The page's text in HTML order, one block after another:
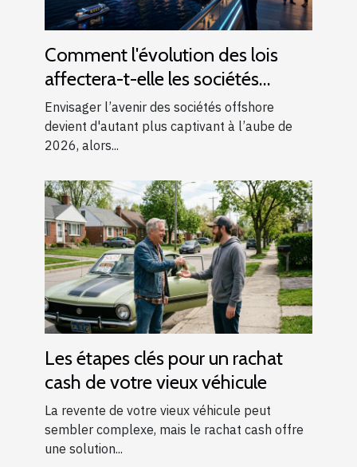
Comment l'évolution des lois
affectera-t-elle les sociétés
offshore en 2026 ?
Envisager l’avenir des sociétés offshore
devient d'autant plus captivant à l’aube de
2026, alors...
Les étapes clés pour un rachat
cash de votre vieux véhicule
La revente de votre vieux véhicule peut
sembler complexe, mais le rachat cash offre
une solution...